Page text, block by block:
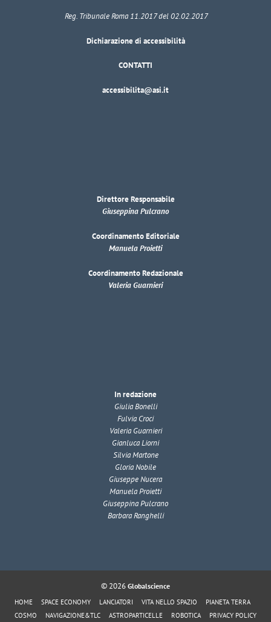
Reg. Tribunale Roma 11.2017 del 02.02.2017
Dichiarazione di accessibilità
CONTATTI
accessibilita@asi.it
Direttore Responsabile
Giuseppina Pulcrano
Coordinamento Editoriale
Manuela Proietti
Coordinamento Redazionale
Valeria Guarnieri
In redazione
Giulia Bonelli
Fulvia Croci
Valeria Guarnieri
Gianluca Liorni
Silvia Martone
Gloria Nobile
Giuseppe Nucera
Manuela Proietti
Giuseppina Pulcrano
Barbara Ranghelli
© 2026 Globalscience
HOME SPACE ECONOMY LANCIATORI VITA NELLO SPAZIO
PIANETA TERRA
COSMO
NAVIGAZIONE&TLC ASTROPARTICELLE ROBOTICA PRIVACY POLICY